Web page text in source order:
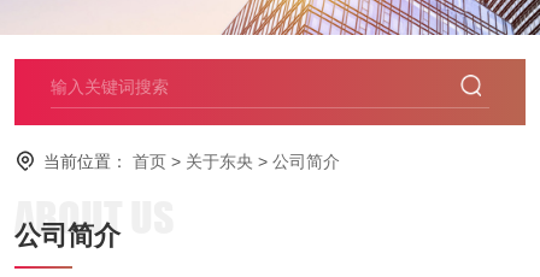
当前位置： 首页 > 关于东央 > 公司简介
ABOUT US
公司简介